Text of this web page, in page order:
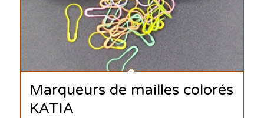
Marqueurs de mailles colorés
KATIA